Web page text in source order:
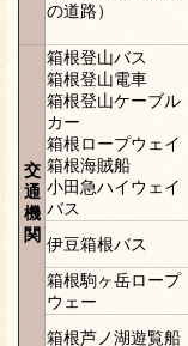
の道路）
交
通
機
関
箱根登山バス
箱根登山電車
箱根登山ケーブル
カー
箱根ロープウェイ
箱根海賊船
小田急ハイウェイ
バス
伊豆箱根バス
箱根駒ヶ岳ロープ
ウェー
箱根芦ノ湖遊覧船